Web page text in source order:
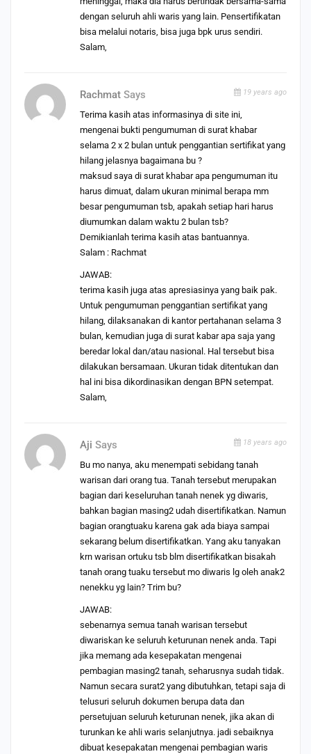
dengan seluruh ahli waris yang lain. Pensertifikatan
bisa melalui notaris, bisa juga bpk urus sendiri.
Salam,
Rachmat Says 19 years ago
Terima kasih atas informasinya di site ini,
mengenai bukti pengumuman di surat khabar
selama 2 x 2 bulan untuk penggantian sertifikat yang
hilang jelasnya bagaimana bu ?
maksud saya di surat khabar apa pengumuman itu
harus dimuat, dalam ukuran minimal berapa mm
besar pengumuman tsb, apakah setiap hari harus
diumumkan dalam waktu 2 bulan tsb?
Demikianlah terima kasih atas bantuannya.
Salam : Rachmat
JAWAB:
terima kasih juga atas apresiasinya yang baik pak.
Untuk pengumuman penggantian sertifikat yang
hilang, dilaksanakan di kantor pertahanan selama 3
bulan, kemudian juga di surat kabar apa saja yang
beredar lokal dan/atau nasional. Hal tersebut bisa
dilakukan bersamaan. Ukuran tidak ditentukan dan
hal ini bisa dikordinasikan dengan BPN setempat.
Salam,
Aji Says 18 years ago
Bu mo nanya, aku menempati sebidang tanah
warisan dari orang tua. Tanah tersebut merupakan
bagian dari keseluruhan tanah nenek yg diwaris,
bahkan bagian masing2 udah disertifikatkan. Namun
bagian orangtuaku karena gak ada biaya sampai
sekarang belum disertifikatkan. Yang aku tanyakan
krn warisan ortuku tsb blm disertifikatkan bisakah
tanah orang tuaku tersebut mo diwaris lg oleh anak2
nenekku yg lain? Trim bu?
JAWAB:
sebenarnya semua tanah warisan tersebut
diwariskan ke seluruh keturunan nenek anda. Tapi
jika memang ada kesepakatan mengenai
pembagian masing2 tanah, seharusnya sudah tidak.
Namun secara surat2 yang dibutuhkan, tetapi saja di
telusuri seluruh dokumen berupa data dan
persetujuan seluruh keturunan nenek, jika akan di
turunkan ke ahli waris selanjutnya. jadi sebaiknya
dibuat kesepakatan mengenai pembagian waris